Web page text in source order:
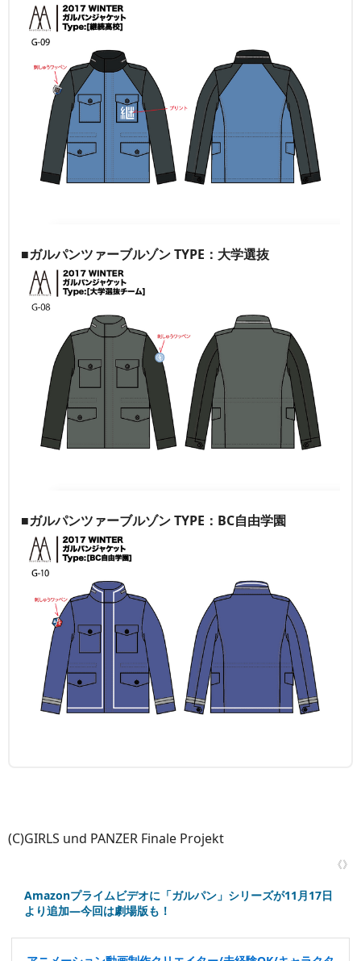
■ガルパンツァーブルゾン TYPE：大学選抜
■ガルパンツァーブルゾン TYPE：BC自由学園
(C)GIRLS und PANZER Finale Projekt
《》
Amazonプライムビデオに「ガルパン」シリーズが11月17日
より追加―今回は劇場版も！